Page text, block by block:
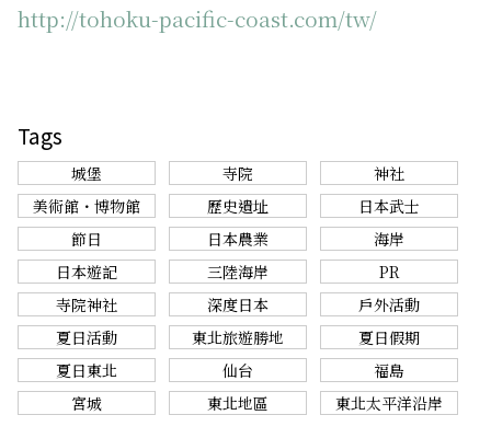
http://tohoku-pacific-coast.com/tw/
Tags
城堡 寺院
神社
美術館・博物館
歷史遺址
日本武士
節日
日本農業
海岸
日本遊記
三陸海岸
PR
寺院神社
深度日本
戶外活動
夏日活動
東北旅遊勝地
夏日假期
夏日東北
仙台
福島
宮城
東北地區 東北太平洋沿岸